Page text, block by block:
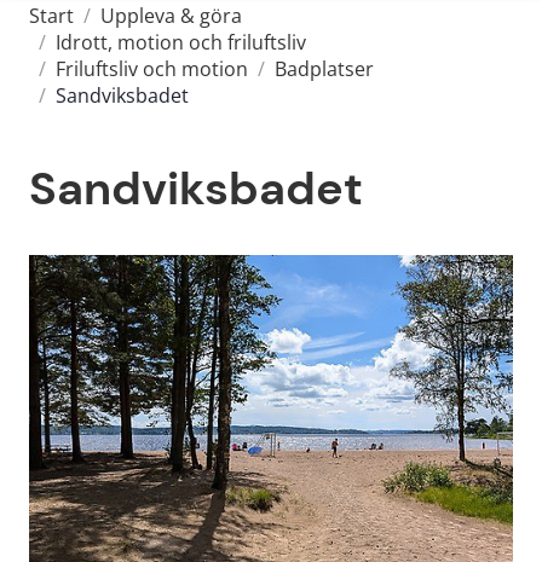
Start / Uppleva & göra
/ Idrott, motion och friluftsliv
/ Friluftsliv och motion / Badplatser
/ Sandviksbadet
Sandviksbadet